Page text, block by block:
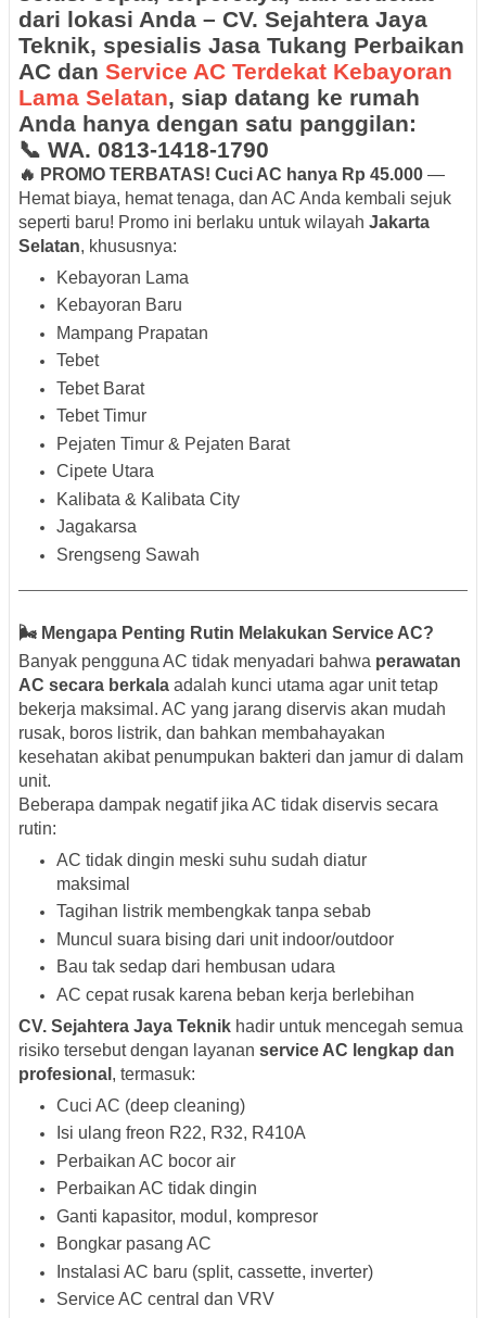
dari lokasi Anda – CV. Sejahtera Jaya
Teknik, spesialis Jasa Tukang Perbaikan
AC dan Service AC Terdekat Kebayoran
Lama Selatan, siap datang ke rumah
Anda hanya dengan satu panggilan:
📞 WA. 0813-1418-1790
🔥 PROMO TERBATAS! Cuci AC hanya Rp 45.000 —
Hemat biaya, hemat tenaga, dan AC Anda kembali sejuk
seperti baru! Promo ini berlaku untuk wilayah Jakarta
Selatan, khususnya:
Kebayoran Lama
Kebayoran Baru
Mampang Prapatan
Tebet
Tebet Barat
Tebet Timur
Pejaten Timur & Pejaten Barat
Cipete Utara
Kalibata & Kalibata City
Jagakarsa
Srengseng Sawah
🌬️ Mengapa Penting Rutin Melakukan Service AC?
Banyak pengguna AC tidak menyadari bahwa perawatan
AC secara berkala adalah kunci utama agar unit tetap
bekerja maksimal. AC yang jarang diservis akan mudah
rusak, boros listrik, dan bahkan membahayakan
kesehatan akibat penumpukan bakteri dan jamur di dalam
unit.
Beberapa dampak negatif jika AC tidak diservis secara
rutin:
AC tidak dingin meski suhu sudah diatur
maksimal
Tagihan listrik membengkak tanpa sebab
Muncul suara bising dari unit indoor/outdoor
Bau tak sedap dari hembusan udara
AC cepat rusak karena beban kerja berlebihan
CV. Sejahtera Jaya Teknik hadir untuk mencegah semua
risiko tersebut dengan layanan service AC lengkap dan
profesional , termasuk:
Cuci AC (deep cleaning)
Isi ulang freon R22, R32, R410A
Perbaikan AC bocor air
Perbaikan AC tidak dingin
Ganti kapasitor, modul, kompresor
Bongkar pasang AC
Instalasi AC baru (split, cassette, inverter)
Service AC central dan VRV